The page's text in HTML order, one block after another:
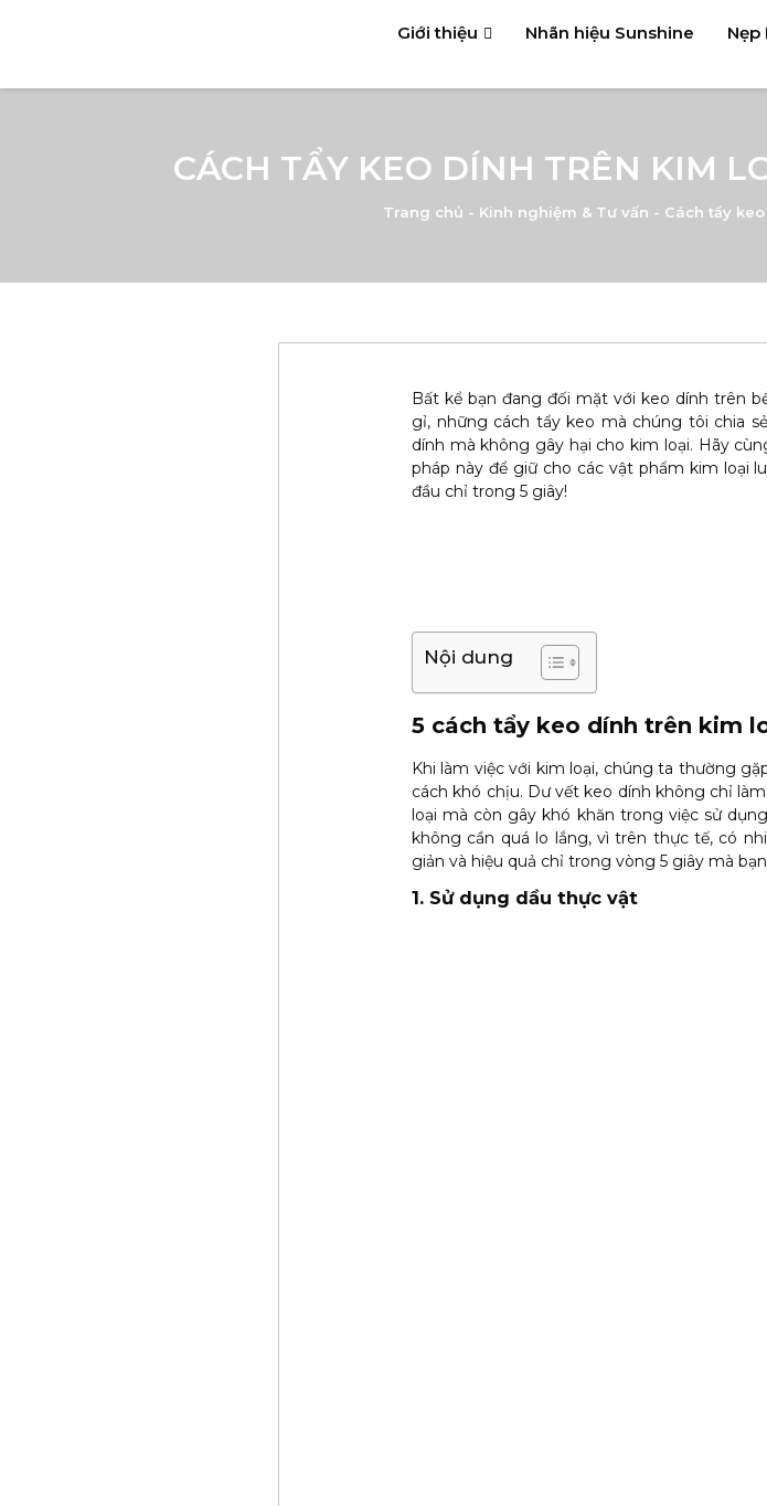
Giới thiệu Nhãn hiệu Sunshine Nẹp
CÁCH TẨY KEO DÍNH TRÊN KIM
Trang chủ - Kinh nghiệm & Tư vấn - Cách tẩy
Bất kể bạn đang đối mặt với keo dính trên
gỉ, những cách tẩy keo mà chúng tôi chia
dính mà không gây hại cho kim loại. Hãy
pháp này để giữ cho các vật phẩm kim loại
đầu chỉ trong 5 giây!
Nội dung
5 cách tẩy keo dính trên kim
Khi làm việc với kim loại, chúng ta thường
cách khó chịu. Dư vết keo dính không chỉ
loại mà còn gây khó khăn trong việc sử
không cần quá lo lắng, vì trên thực tế, có
giản và hiệu quả chỉ trong vòng 5 giây mà
1. Sử dụng dầu thực vật